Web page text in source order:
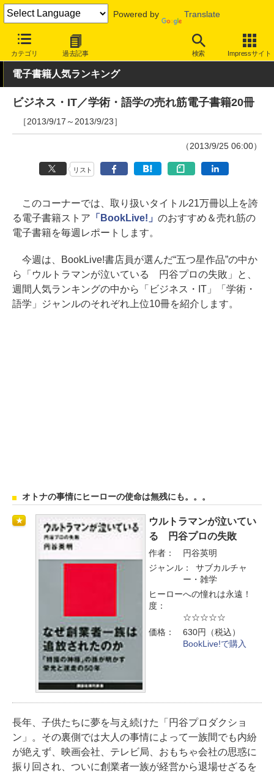
Powered by Translate
カテゴリ 過去記事 検索 Impressサイト
INTERNET Watch トピック
電子書籍人気ランキング
ビジネス・IT／学術・語学の売れ筋電子書籍20冊
［2013/9/17～2013/9/23］
（2013/9/25 06:00）
リスト
このコーナーでは、取り扱いタイトル21万冊以上を誇
る電子書籍ストア 「BookLive!」 のおすすめ＆売れ筋の
電子書籍を毎週レポートします。
今週は、BookLive!書店員が選んだ“五つ星作品”の中か
ら「ウルトラマンが泣いている 円谷プロの失敗」と、
週間人気ランキングの中から「ビジネス・IT」「学術・
語学」ジャンルのそれぞれ上位10冊を紹介します。
オトナの事情にヒーローの使命は無残にも。。。
★
ウルトラマンが泣いてい
る 円谷プロの失敗
作者：
円谷英明
ジャンル：
サブカルチャ
ー・雑学
ヒーローへの憧れは永遠！
度：
☆☆☆☆☆
価格：
630円（税込）
BookLive!で購入
長年、子供たちに夢を与え続けた「円谷プロダクショ
ン」。その裏側では大人の事情によって一族間でも内紛
が絶えず、映画会社、テレビ局、おもちゃ会社の思惑に
振り回され、ついに創業者一族が経営から退場せざるを